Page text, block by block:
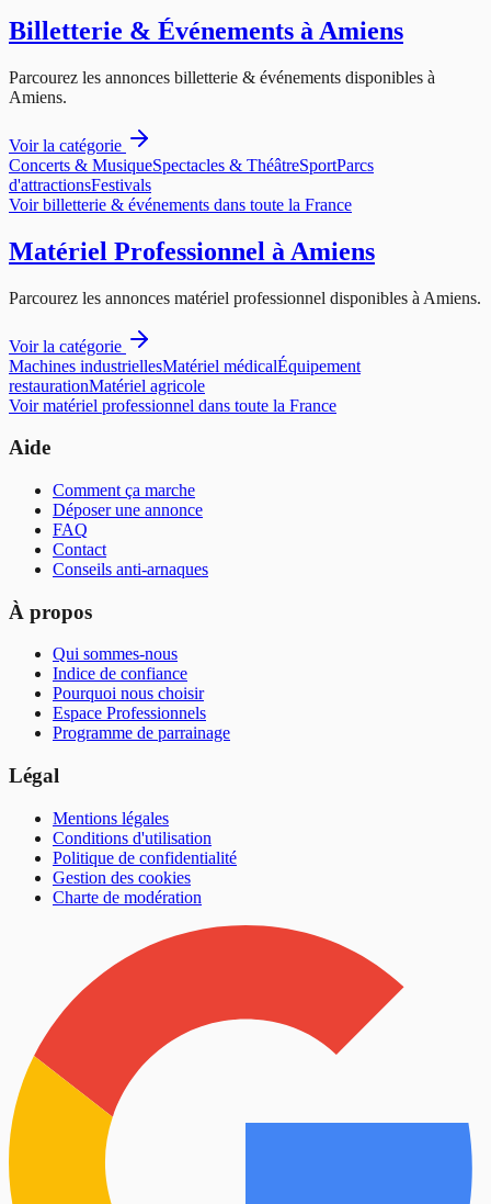
Billetterie & Événements à Amiens
Parcourez les annonces billetterie & événements disponibles à
Amiens.
Voir la catégorie
Concerts & MusiqueSpectacles & ThéâtreSportParcs
d'attractionsFestivals
Voirbilletterie & événements dans toute la France
Matériel Professionnel à Amiens
Parcourez les annonces matériel professionnel disponibles à Amiens.
Voir la catégorie
Machines industriellesMatériel médicalÉquipement
restaurationMatériel agricole
Voirmatériel professionnel dans toute la France
Aide
Comment ça marche
Déposer une annonce
FAQ
Contact
Conseils anti-arnaques
À propos
Qui sommes-nous
Indice de confiance
Pourquoi nous choisir
Espace Professionnels
Programme de parrainage
Légal
Mentions légales
Conditions d'utilisation
Politique de confidentialité
Gestion des cookies
Charte de modération